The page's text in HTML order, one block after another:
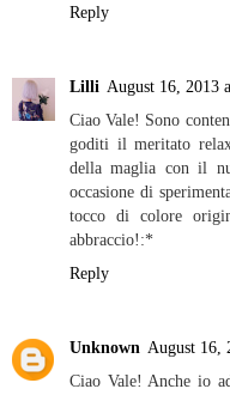
Reply
Lilli August 16, 2013
Ciao Vale! Sono
goditi il meritato
della maglia con il
occasione di
tocco di colore
abbraccio!:*
Reply
Unknown August 16,
Ciao Vale! Anche io